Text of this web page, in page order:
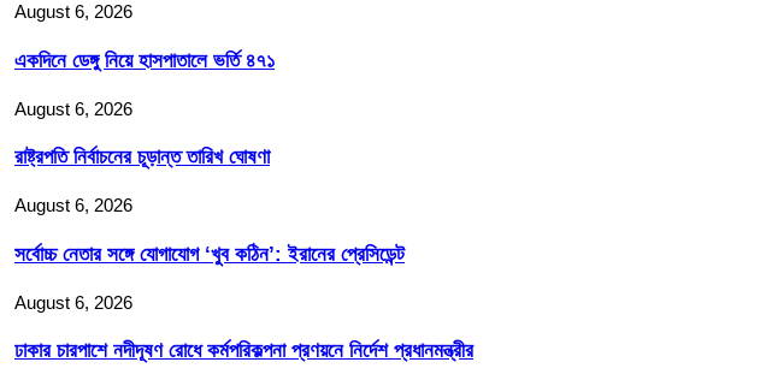
August 6, 2026
একদিনে ডেঙ্গু নিয়ে হাসপাতালে ভর্তি ৪৭১
August 6, 2026
রাষ্ট্রপতি নির্বাচনের চূড়ান্ত তারিখ ঘোষণা
August 6, 2026
সর্বোচ্চ নেতার সঙ্গে যোগাযোগ ‘খুব কঠিন’: ইরানের প্রেসিডেন্ট
August 6, 2026
ঢাকার চারপাশে নদীদূষণ রোধে কর্মপরিকল্পনা প্রণয়নে নির্দেশ প্রধানমন্ত্রীর